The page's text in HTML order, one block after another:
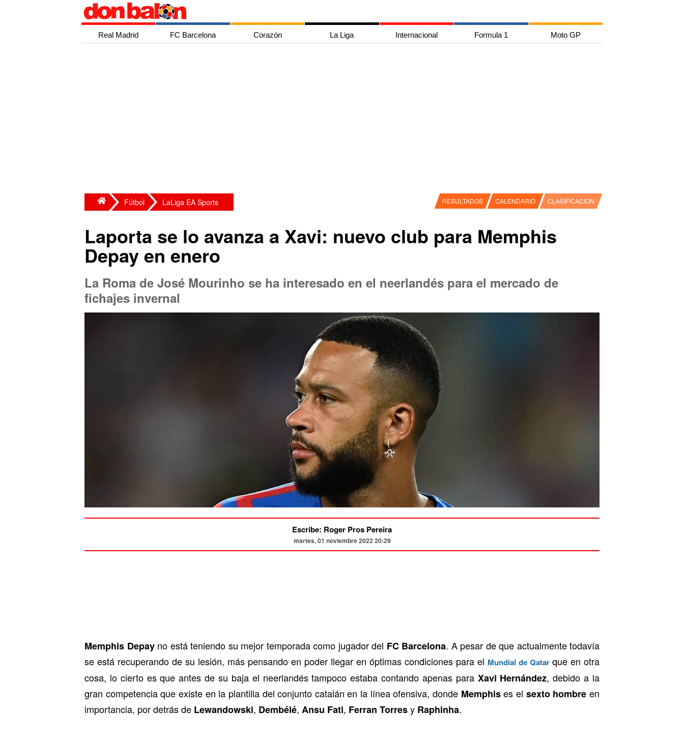
Real Madrid FC Barcelona Corazón La Liga Internacional Formula 1 Moto GP
Fútbol LaLiga EA Sports RESULTADOS CALENDARIO CLASIFICACION
Laporta se lo avanza a Xavi: nuevo club para Memphis
Depay en enero
La Roma de José Mourinho se ha interesado en el neerlandés para el mercado de
fichajes invernal
Escribe: Roger Pros Pereira
martes, 01 noviembre 2022 20:29
Memphis Depayno está teniendo su mejor temporada como jugador del FC Barcelona. A pesar de que actualmente todavía
se está recuperando de su lesión, más pensando en poder llegar en óptimas condiciones para el Mundial de Qatar que en otra
cosa, lo cierto es que antes de su baja el neerlandés tampoco estaba contando apenas para Xavi Hernández, debido a la
gran competencia que existe en la plantilla del conjunto catalán en la línea ofensiva, donde Memphises el sexto hombre en
importancia, por detrás de Lewandowski, Dembélé, Ansu Fati, Ferran Torresy Raphinha.